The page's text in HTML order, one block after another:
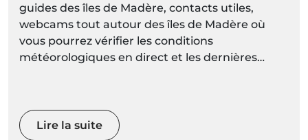
guides des îles de Madère, contacts utiles,
webcams tout autour des îles de Madère où
vous pourrez vérifier les conditions
météorologiques en direct et les dernières
Lire la suite